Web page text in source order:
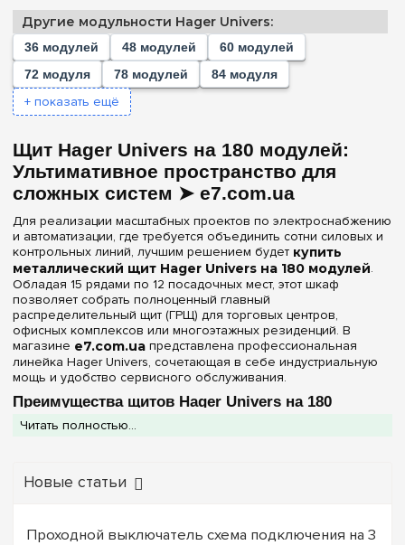
336(+1)
Univers(3)
Цвет корпуса
Белый(3)
Степень защиты IP
IP30(1)
Дверь
Белая(1)
Непрозрачная (2)
Ширина, мм
853 мм(1)
Другие модульности Hager Univers:
36 модулей 48 модулей
60 модулей
72 модуля
78 модулей 84 модуля
+ показать ещё
Щит Hager Univers на 180 модулей:
Ультимативное пространство для
сложных систем ➤ e7.com.ua
Для реализации масштабных проектов по электроснабжению
и автоматизации, где требуется объединить сотни силовых и
контрольных линий, лучшим решением будет купить
металлический щит Hager Univers на 180 модулей.
Обладая 15 рядами по 12 посадочных мест, этот шкаф
позволяет собрать полноценный главный
распределительный щит (ГРЩ) для торговых центров,
офисных комплексов или многоэтажных резиденций. В
магазине e7.com.ua представлена профессиональная
линейка Hager Univers, сочетающая в себе индустриальную
мощь и удобство сервисного обслуживания.
Преимущества щитов Hager Univers на 180
модулей
Пылевлагозащита IP44:
электрощитовых, подвалах или мастерских.
Читать полностью...
Новые статьи
Проходной выключатель схема подключения на 3